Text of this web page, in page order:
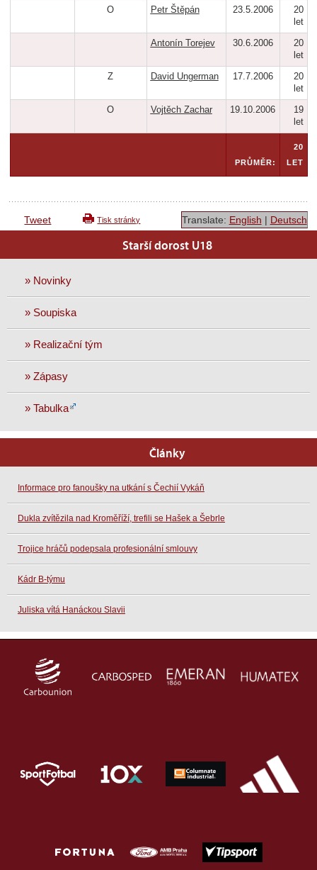
O Petr Štěpán 23.5.2006
20
let
Antonín Torejev 30.6.2006
20
let
Z David Ungerman 17.7.2006
20
let
O Vojtěch Zachar 19.10.2006
19
let
PRŮMĚR:
20
LET
Tweet Tisk stránky Translate: English | Deutsch
Starší dorost U18
» Novinky
» Soupiska
» Realizační tým
» Zápasy
» Tabulka
Články
Informace pro fanoušky na utkání s Čechií Vykáň
Dukla zvítězila nad Kroměříží, trefili se Hašek a Šebrle
Trojice hráčů podepsala profesionální smlouvy
Kádr B-týmu
Juliska vítá Hanáckou Slavii